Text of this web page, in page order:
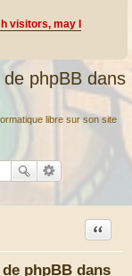
visitors, may I
phpBB dans
libre sur son site
phpBB dans
Citation